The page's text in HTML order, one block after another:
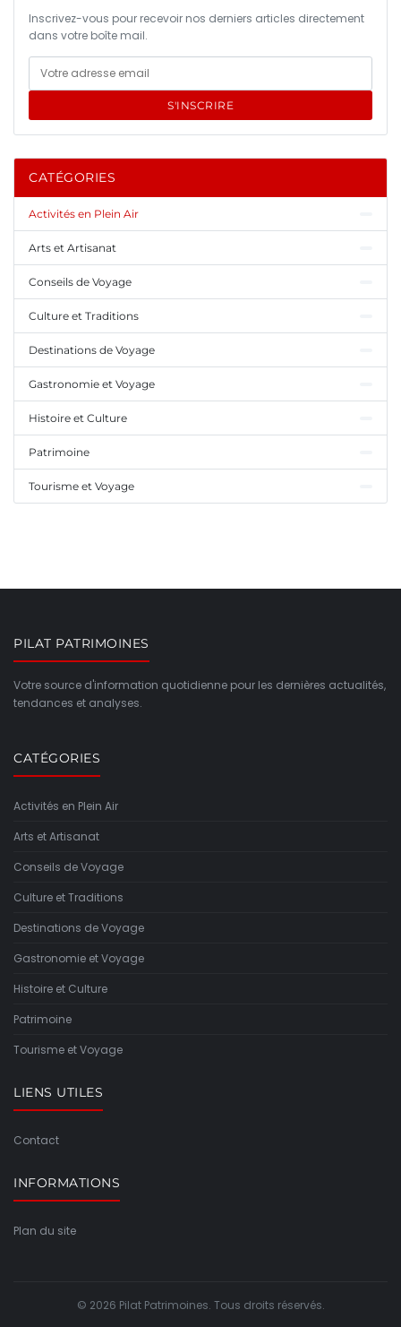
Inscrivez-vous pour recevoir nos derniers articles directement
dans votre boîte mail.
S'INSCRIRE
CATÉGORIES
Activités en Plein Air
Arts et Artisanat
Conseils de Voyage
Culture et Traditions
Destinations de Voyage
Gastronomie et Voyage
Histoire et Culture
Patrimoine
Tourisme et Voyage
PILAT PATRIMOINES
Votre source d'information quotidienne pour les dernières actualités,
tendances et analyses.
CATÉGORIES
Activités en Plein Air
Arts et Artisanat
Conseils de Voyage
Culture et Traditions
Destinations de Voyage
Gastronomie et Voyage
Histoire et Culture
Patrimoine
Tourisme et Voyage
LIENS UTILES
Contact
INFORMATIONS
Plan du site
© 2026 Pilat Patrimoines. Tous droits réservés.